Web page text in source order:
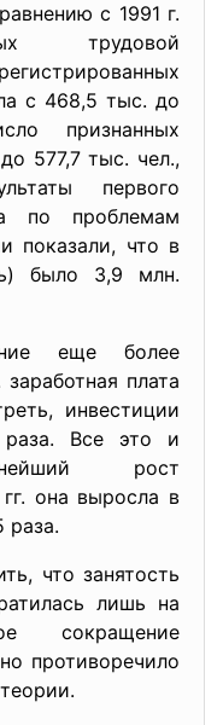
с 1991 г.
трудовой
с 468,5 тыс. до
признанных
577,7 тыс. чел.,
первого
по проблемам
показали, что в
было 3,9 млн.
еще более
плата
инвестиции
раза. Все это и
рост
она выросла в
раза.
что занятость
лишь на
сокращение
противоречило